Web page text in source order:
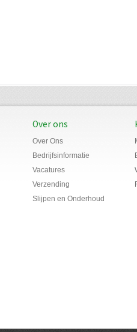
Over ons
Over Ons
Bedrijfsinformatie
Vacatures
Verzending
Slijpen en Onderhoud